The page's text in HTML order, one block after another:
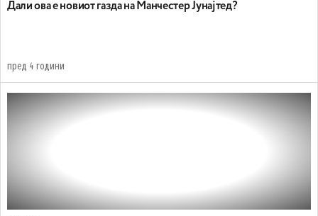
Дали ова е новиот газда на Манчестер Јунајтед?
пред 4 години